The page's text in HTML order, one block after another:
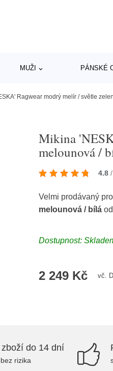
MUŽI PÁNSKÉ
Ragwear modrý melír / světle
Mikina
melounová /
4.8 /
Velmi prodávaný
melounová / bílá
Dostupnost:
2 249 Kč vč.
do 14 dní
rizika